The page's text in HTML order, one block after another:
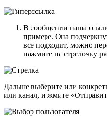
В сообщении наша
примере. Она
все подходит, можно
нажмите на стрелочку
Дальше выберите или
или канал, и жмите